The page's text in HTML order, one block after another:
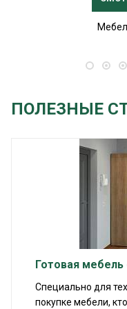
ПОЛЕЗНЫЕ
Готовая мебель
Специально для
покупке мебели,